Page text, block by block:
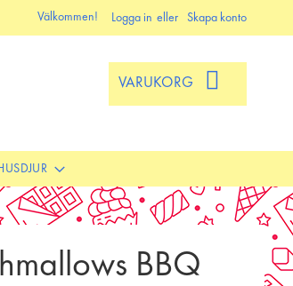
Välkommen! Logga in Skapa konto
VARUKORG
BBQ